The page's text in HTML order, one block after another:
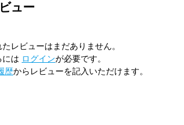
ュー
レビューはまだありません。
には ログインが必要です。
歴からレビューを記入いただけます。